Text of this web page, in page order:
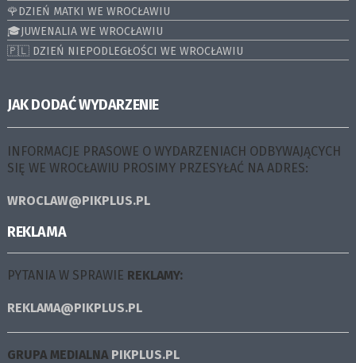
🌹DZIEŃ MATKI WE WROCŁAWIU
🎓JUWENALIA WE WROCŁAWIU
🇵🇱 DZIEŃ NIEPODLEGŁOŚCI WE WROCŁAWIU
JAK DODAĆ WYDARZENIE
INFORMACJE PRASOWE O WYDARZENIACH ODBYWAJĄCYCH
SIĘ WE WROCŁAWIU PROSIMY PRZESYŁAĆ NA ADRES:
WROCLAW@PIKPLUS.PL
REKLAMA
PYTANIA W SPRAWIE REKLAMY:
REKLAMA@PIKPLUS.PL
GRUPA MEDIALNA PIKPLUS.PL